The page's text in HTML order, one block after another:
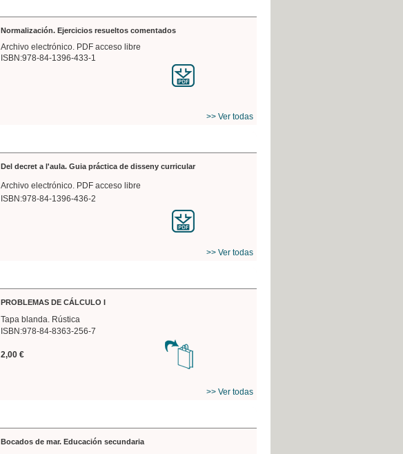
Normalización. Ejercicios resueltos comentados
Archivo electrónico. PDF acceso libre
ISBN:978-84-1396-433-1
>> Ver todas
Del decret a l'aula. Guia práctica de disseny curricular
Archivo electrónico. PDF acceso libre
ISBN:978-84-1396-436-2
>> Ver todas
PROBLEMAS DE CÁLCULO I
Tapa blanda. Rústica
ISBN:978-84-8363-256-7
2,00 €
>> Ver todas
Bocados de mar. Educación secundaria